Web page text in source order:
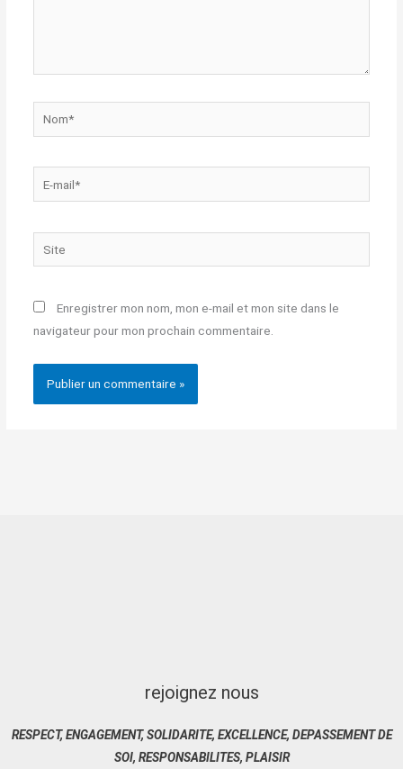
mail*
Enregistrer mon nom, mon e-mail et mon site dans le
navigateur pour mon prochain commentaire.
rejoignez nous
RESPECT, ENGAGEMENT, SOLIDARITE, EXCELLENCE, DEPASSEMENT DE
SOI, RESPONSABILITES, PLAISIR